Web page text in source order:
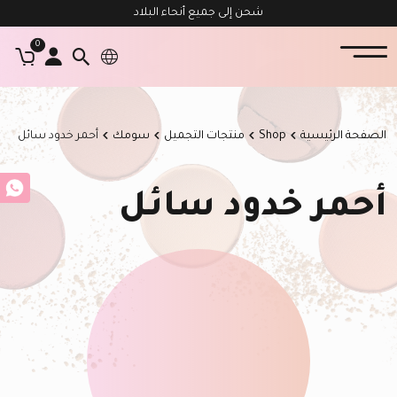
شحن إلى جميع أنحاء البلاد
0
الصفحة الرئيسية Shop منتجات التجميل سومك أحمر خدود سائل
أحمر خدود سائل